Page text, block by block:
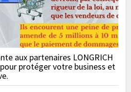
aux partenaires LONGRICH
protéger votre business et